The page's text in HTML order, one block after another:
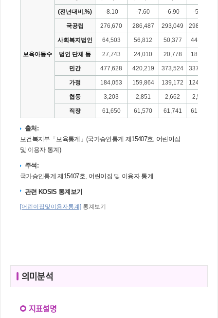
의미분석
지표설명